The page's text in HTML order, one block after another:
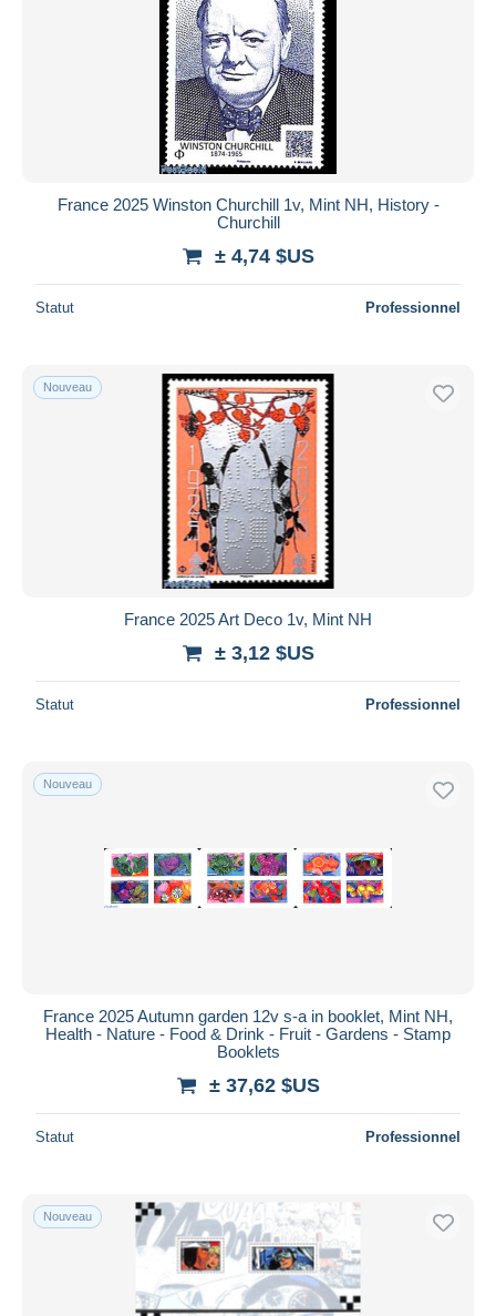
France 2025 Winston Churchill 1v, Mint NH, History -
Churchill
± 4,74 $US
Statut Professionnel
Nouveau
France 2025 Art Deco 1v, Mint NH
± 3,12 $US
Statut Professionnel
Nouveau
France 2025 Autumn garden 12v s-a in booklet, Mint NH,
Health - Nature - Food & Drink - Fruit - Gardens - Stamp
Booklets
± 37,62 $US
Statut Professionnel
Nouveau